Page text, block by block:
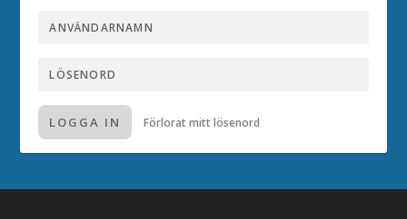
LOGGA IN Förlorat mitt lösenord